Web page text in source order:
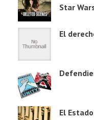
Star
El
El